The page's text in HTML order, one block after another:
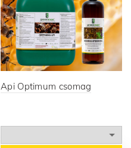
Api Optimum csomag